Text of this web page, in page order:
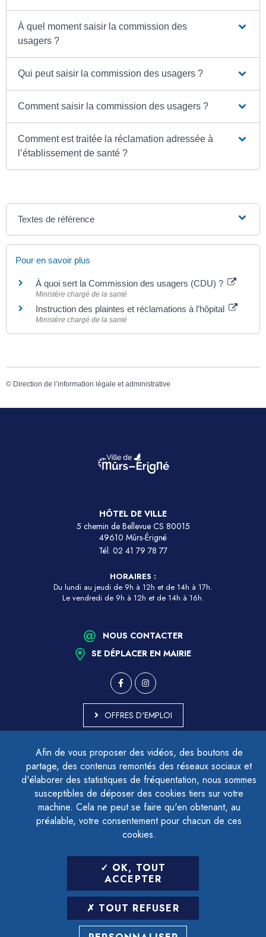
Afin de vous proposer des vidéos, des boutons de
partage, des contenus remontés des réseaux sociaux et
d'élaborer des statistiques de fréquentation, nous sommes
susceptibles de déposer des cookies tiers sur votre
machine. Cela ne peut se faire qu'en obtenant, au
préalable, votre consentement pour chacun de ces
cookies.
OK, TOUT
ACCEPTER
TOUT REFUSER
À quel moment saisir la commission des
usagers ?
Qui peut saisir la commission des usagers ?
Comment saisir la commission des usagers ?
Comment est traitée la réclamation adressée à
l’établissement de santé ?
Textes de référence
Pour en savoir plus
À quoi sert la Commission des usagers (CDU) ?
Ministère chargé de la santé
Instruction des plaintes et réclamations à l’hôpital
Ministère chargé de la santé
© Direction de l’information légale et administrative
HÔTEL DE VILLE
5 chemin de Bellevue CS 80015
49610 Mûrs-Érigné
Tél. 02 41 79 78 77
HORAIRES :
Du lundi au jeudi de 9h à 12h et de 14h à 17h.
Le vendredi de 9h à 12h et de 14h à 16h.
NOUS CONTACTER
SE DÉPLACER EN MAIRIE
OFFRES D'EMPLOI
ACCESSIBILITÉ - PARTIELLEMENT CONFORME
PLAN DU SITE
MENTIONS LÉGALES
CONTACTER LE DÉLÉGUÉ À LA PROTECTION DES DONNÉES
GESTION DES COOKIES
LETTRE D'INFORMATION
SAISIR VOTRE ADRESSE E-MAIL
POUR VOUS INSCRIRE :
ARCHIVES DÉSINSCRIPTION